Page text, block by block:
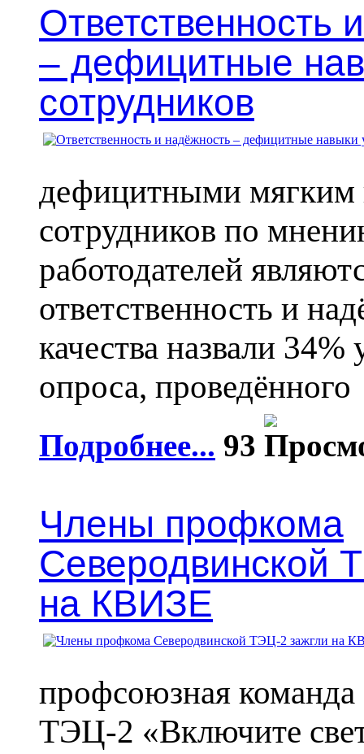
Ответственность
– дефицитные
сотрудников
дефицитными мягким
сотрудников по
работодателей
ответственность и
качества назвали 34%
опроса, проведённого
Подробнее... 93
Члены профкома
Северодвинской
на КВИЗЕ
профсоюзная
ТЭЦ-2 «Включите